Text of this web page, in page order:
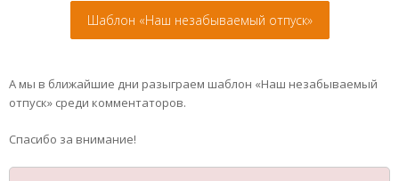
Шаблон «Наш незабываемый отпуск»
А мы в ближайшие дни разыграем шаблон «Наш незабываемый
отпуск» среди комментаторов.
Спасибо за внимание!